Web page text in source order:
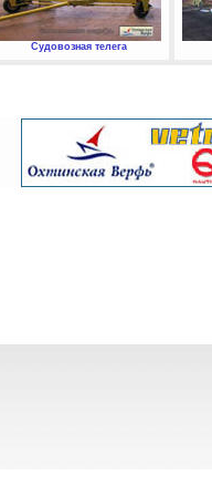
Судовозная телега